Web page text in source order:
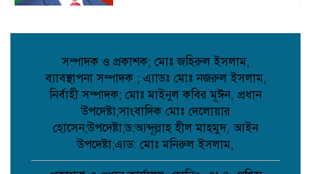
পলিথিনে মোড়ানো লাশের ৯ প্যাকেট উদ্ধার,
নওগাঁর আত্রাইয়ে পুলিশের অভিযানে ৫ জন
গ্রেপ্তার;
কবিতা: চমকের পাঠ কৌশল ;
সম্পাদক ও প্রকাশক; মোঃ জহিরুল ইসলাম,
ব্যাবস্থাপনা সম্পাদক ; এ্যাডঃ মোঃ নজরুল ইসলাম,
নির্বাহী সম্পাদক; মোঃ মাইনুল কবির মূঈন, প্রধান
উপদেষ্টা;সাংবাদিক মোঃ দেলোয়ার
হোসেন;উপদেষ্টা;ড:আব্দূল্লাহ হীল মাহমুদ, আইন
উপদেষ্টা;এ্যড: মোঃ মনিরুল ইসলাম,